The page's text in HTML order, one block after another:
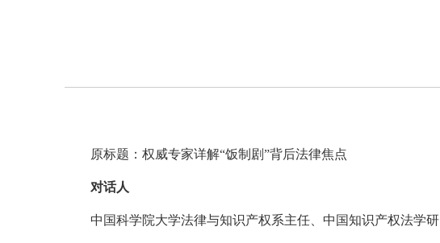
原标题：权威专家详解“饭制剧”背后法律焦点
对话人
中国科学院大学法律与知识产权系主任、中国知识产权法学